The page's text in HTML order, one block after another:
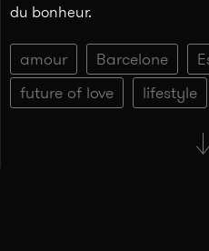
du bonheur.
amour Barcelone
future of love
lifestyle